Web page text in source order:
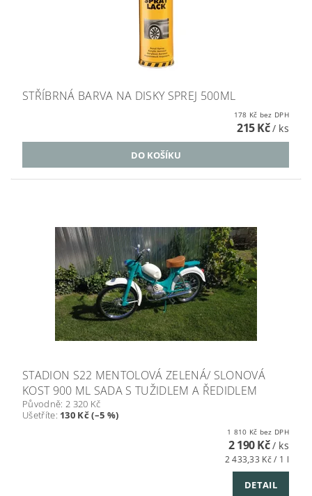
STŘÍBRNÁ BARVA NA DISKY SPREJ 500ML
178 Kč bez DPH
215 Kč/ ks
STADION S22 MENTOLOVÁ ZELENÁ/ SLONOVÁ
KOST 900 ML SADA S TUŽIDLEM A ŘEDIDLEM
Původně: 2 320 Kč
Ušetříte: 130 Kč (–5 %)
1 810 Kč bez DPH
2 190 Kč/ ks
2 433,33 Kč / 1 l
DETAIL